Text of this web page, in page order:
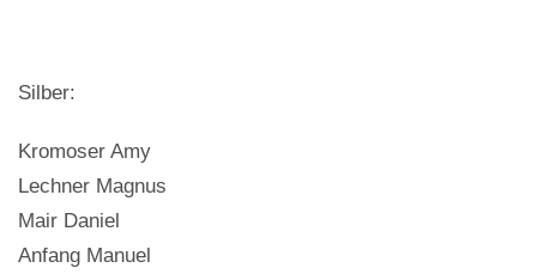
Silber:
Kromoser Amy
Lechner Magnus
Mair Daniel
Anfang Manuel